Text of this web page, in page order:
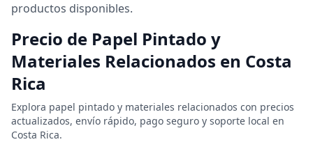
productos disponibles.
Precio de Papel Pintado y
Materiales Relacionados en Costa
Rica
Explora papel pintado y materiales relacionados con precios
actualizados, envío rápido, pago seguro y soporte local en
Costa Rica.